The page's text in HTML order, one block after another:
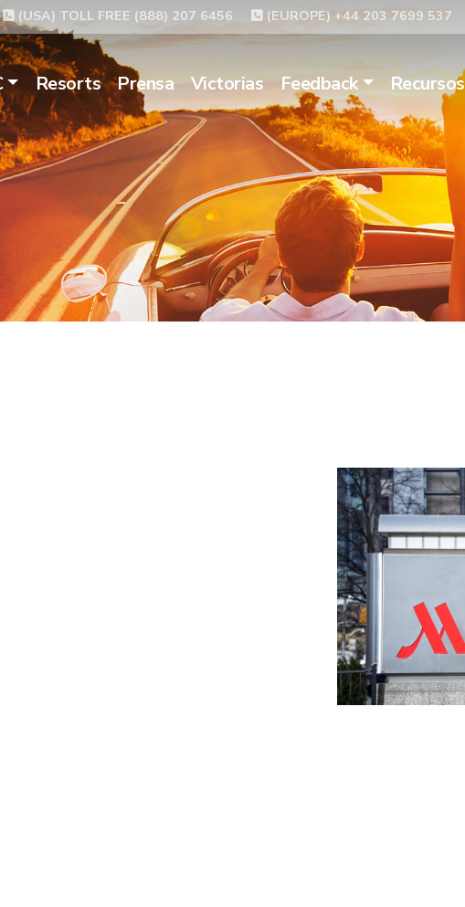
(USA) TOLL FREE (888) 207 6456 (EUROPE) +44 203 7699 537
Resorts Prensa Victorias Feedback Recursos